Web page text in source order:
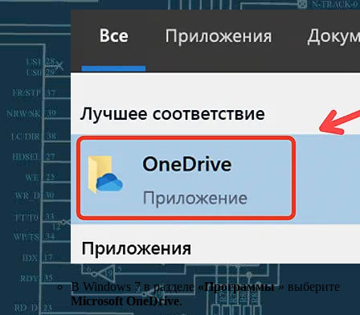
В Windows 7 в разделе «Программы» выберите
Microsoft OneDrive.